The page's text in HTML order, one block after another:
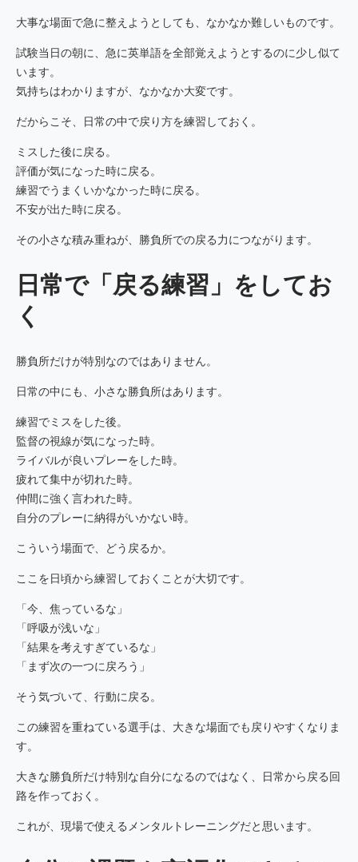
大事な場面で急に整えようとしても、なかなか難しいものです。
試験当日の朝に、急に英単語を全部覚えようとするのに少し似て
います。
気持ちはわかりますが、なかなか大変です。
だからこそ、日常の中で戻り方を練習しておく。
ミスした後に戻る。
評価が気になった時に戻る。
練習でうまくいかなかった時に戻る。
不安が出た時に戻る。
その小さな積み重ねが、勝負所での戻る力につながります。
日常で「戻る練習」をしてお
く
勝負所だけが特別なのではありません。
日常の中にも、小さな勝負所はあります。
練習でミスをした後。
監督の視線が気になった時。
ライバルが良いプレーをした時。
疲れて集中が切れた時。
仲間に強く言われた時。
自分のプレーに納得がいかない時。
こういう場面で、どう戻るか。
ここを日頃から練習しておくことが大切です。
「今、焦っているな」
「呼吸が浅いな」
「結果を考えすぎているな」
「まず次の一つに戻ろう」
そう気づいて、行動に戻る。
この練習を重ねている選手は、大きな場面でも戻りやすくなりま
す。
大きな勝負所だけ特別な自分になるのではなく、日常から戻る回
路を作っておく。
これが、現場で使えるメンタルトレーニングだと思います。